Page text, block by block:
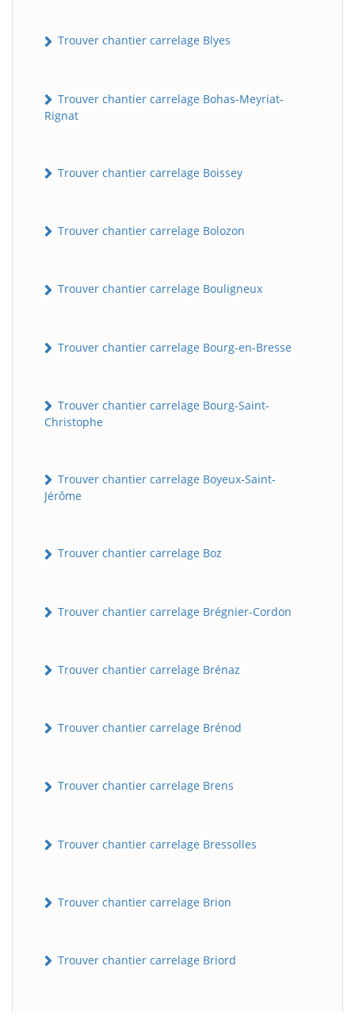
Trouver chantier carrelage Blyes
Trouver chantier carrelage Bohas-Meyriat-
Rignat
Trouver chantier carrelage Boissey
Trouver chantier carrelage Bolozon
Trouver chantier carrelage Bouligneux
Trouver chantier carrelage Bourg-en-Bresse
Trouver chantier carrelage Bourg-Saint-
Christophe
Trouver chantier carrelage Boyeux-Saint-
Jérôme
Trouver chantier carrelage Boz
Trouver chantier carrelage Brégnier-Cordon
Trouver chantier carrelage Brénaz
Trouver chantier carrelage Brénod
Trouver chantier carrelage Brens
Trouver chantier carrelage Bressolles
Trouver chantier carrelage Brion
Trouver chantier carrelage Briord